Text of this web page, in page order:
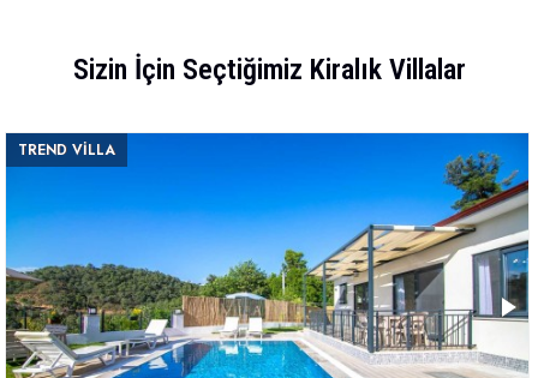
Sizin İçin Seçtiğimiz Kiralık Villalar
TREND VİLLA